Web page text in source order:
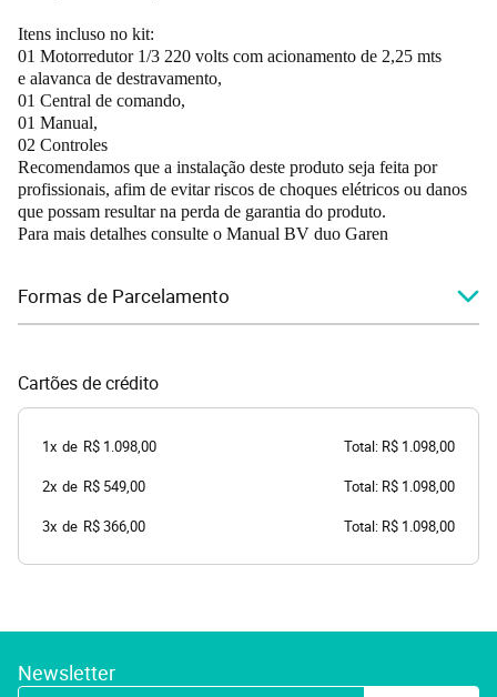
Itens incluso no kit:
01 Motorredutor 1/3 220 volts com acionamento de 2,25 mts
e alavanca de destravamento,
01 Central de comando,
01 Manual,
02 Controles
Recomendamos que a instalação deste produto seja feita por
profissionais, afim de evitar riscos de choques elétricos ou danos
que possam resultar na perda de garantia do produto.
Para mais detalhes consulte o Manual BV duo Garen
Formas de Parcelamento
Cartões de crédito
1x de R$ 1.098,00
Total: R$ 1.098,00
2x de R$ 549,00
Total: R$ 1.098,00
3x de R$ 366,00 Total: R$ 1.098,00
Newsletter